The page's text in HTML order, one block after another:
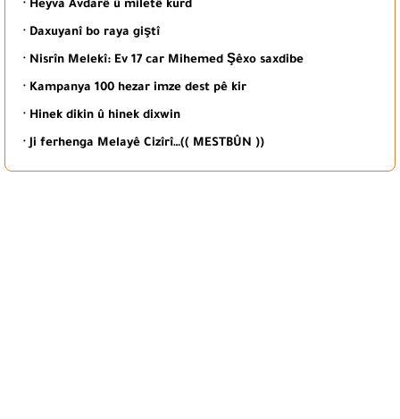
· Heyva Avdarê û miletê kurd
· Daxuyanî bo raya giştî
· Nisrîn Melekî: Ev 17 car Mihemed Şêxo saxdibe
· Kampanya 100 hezar imze dest pê kir
· Hinek dikin û hinek dixwin
· Ji ferhenga Melayê Cizîrî…(( MESTBÛN ))